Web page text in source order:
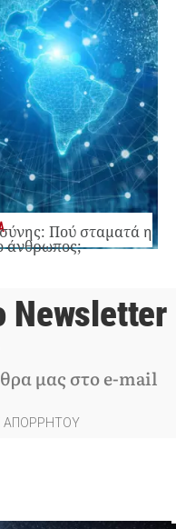
Πού σταματά η
άνθρωπος;
Newsletter
μας στο e-mail
ΑΠΟΡΡΗΤΟΥ